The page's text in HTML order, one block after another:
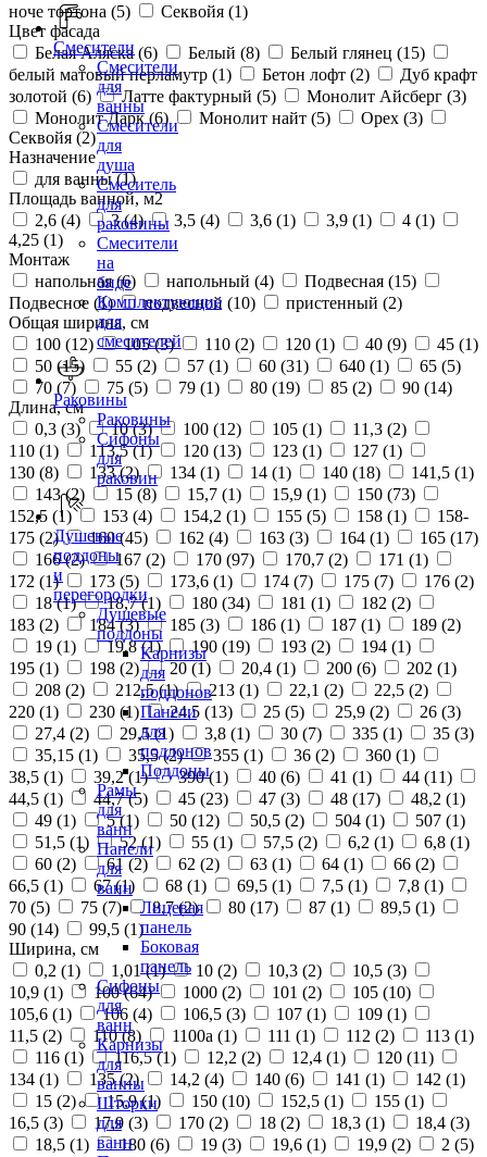
Смесители
Смесители
для
ванны
Смесители
для
душа
Смеситель
для
раковины
Смесители
на
биде
Комплектующие
для
смесителей
Раковины
Раковины
Сифоны
для
раковин
Душевые
поддоны
и
перегородки
Душевые
поддоны
Карнизы
для
поддонов
Панели
для
поддонов
Поддоны
Рамы
для
ванн
Панели
для
ванн
Лицевая
панель
Боковая
панель
Сифоны
для
ванн
Карнизы
для
ванны
Шторки
для
ванн
ноче тортона (5) Секвойя (1)
Цвет фасада
Белая Аляска (6) Белый (8) Белый глянец (15)
белый матовый перламутр (1) Бетон лофт (2)
Дуб крафт
золотой (6) Латте фактурный (5) Монолит Айсберг (3)
Монолит Дарк (6) Монолит найт (5) Орех (3)
Секвойя (2)
Назначение
для ванны (1)
Площадь ванной, м2
2,6 (4) 3 (4) 3,5 (4) 3,6 (1) 3,9 (1) 4 (1)
4,25 (1)
Монтаж
напольная (6) напольный (4) Подвесная (15)
Подвесное (1) подвесной (10) пристенный (2)
Общая ширина, см
100 (12) 105 (3) 110 (2) 120 (1) 40 (9) 45 (1)
50 (15) 55 (2) 57 (1) 60 (31) 640 (1) 65 (5)
70 (7) 75 (5) 79 (1) 80 (19) 85 (2) 90 (14)
Длина, см
0,3 (3) 10 (3) 100 (12) 105 (1) 11,3 (2)
110 (1) 113,5 (1) 120 (13) 123 (1) 127 (1)
130 (8) 133 (2) 134 (1) 14 (1) 140 (18) 141,5 (1)
143 (2) 15 (8) 15,7 (1) 15,9 (1) 150 (73)
152,5 (1) 153 (4) 154,2 (1) 155 (5) 158 (1)
158-
175 (2) 160 (45) 162 (4) 163 (3) 164 (1) 165 (17)
166 (2) 167 (2) 170 (97) 170,7 (2) 171 (1)
172 (1) 173 (5) 173,6 (1) 174 (7) 175 (7) 176 (2)
18 (1) 18,7 (1) 180 (34) 181 (1) 182 (2)
183 (2) 184 (3) 185 (3) 186 (1) 187 (1) 189 (2)
19 (1) 19,8 (1) 190 (19) 193 (2) 194 (1)
195 (1) 198 (2) 20 (1) 20,4 (1) 200 (6) 202 (1)
208 (2) 212,5 (1) 213 (1) 22,1 (2) 22,5 (2)
220 (1) 230 (1) 24,5 (13) 25 (5) 25,9 (2) 26 (3)
27,4 (2) 29,5 (1) 3,8 (1) 30 (7) 335 (1) 35 (3)
35,15 (1) 35,5 (2) 355 (1) 36 (2) 360 (1)
38,5 (1) 39,2 (1) 390 (1) 40 (6) 41 (1) 44 (11)
44,5 (1) 44,7 (5) 45 (23) 47 (3) 48 (17) 48,2 (1)
49 (1) 5 (1) 50 (12) 50,5 (2) 504 (1) 507 (1)
51,5 (1) 52 (1) 55 (1) 57,5 (2) 6,2 (1) 6,8 (1)
60 (2) 61 (2) 62 (2) 63 (1) 64 (1) 66 (2)
66,5 (1) 67 (1) 68 (1) 69,5 (1) 7,5 (1) 7,8 (1)
70 (5) 75 (7) 8,7 (2) 80 (17) 87 (1) 89,5 (1)
90 (14) 99,5 (1)
Ширина, см
0,2 (1) 1,01 (1) 10 (2) 10,3 (2) 10,5 (3)
10,9 (1) 100 (64) 1000 (2) 101 (2) 105 (10)
105,6 (1) 106 (4) 106,5 (3) 107 (1) 109 (1)
11,5 (2) 110 (8) 1100а (1) 111 (1) 112 (2) 113 (1)
116 (1) 116,5 (1) 12,2 (2) 12,4 (1) 120 (11)
134 (1) 135 (2) 14,2 (4) 140 (6) 141 (1) 142 (1)
15 (2) 15,9 (1) 150 (10) 152,5 (1) 155 (1)
16,5 (3) 17,9 (3) 170 (2) 18 (2) 18,3 (1) 18,4 (3)
18,5 (1) 180 (6) 19 (3) 19,6 (1) 19,9 (2) 2 (5)